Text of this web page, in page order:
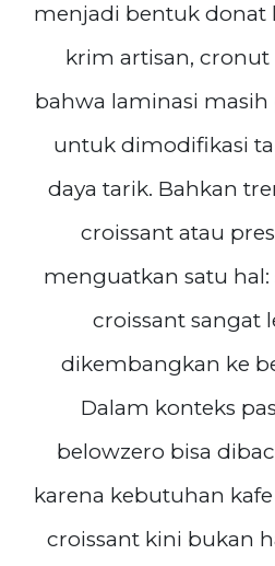
menjadi bentuk donat
krim artisan,
bahwa laminasi
untuk dimodifikasi
daya tarik. Bahkan
croissant atau
menguatkan satu
croissant sangat
dikembangkan ke
Dalam konteks
belowzero bisa
karena kebutuhan
croissant kini bukan